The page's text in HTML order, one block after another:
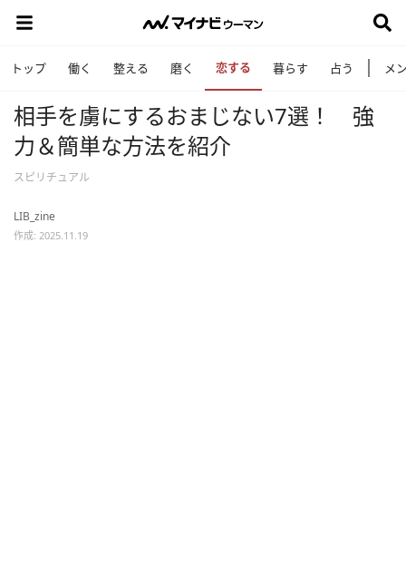
トップ 働く 整える 磨く 恋する 暮らす 占う メ
相手を虜にするおまじない7選！ 強
力＆簡単な方法を紹介
スピリチュアル
LIB_zine
作成: 2025.11.19